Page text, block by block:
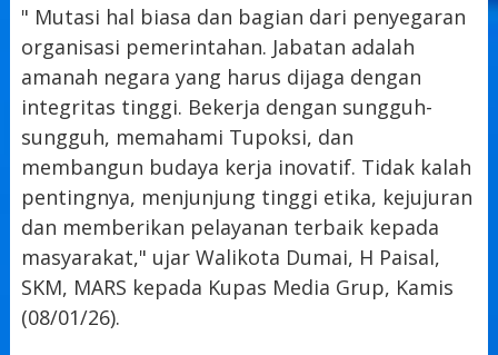
" Mutasi hal biasa dan bagian dari penyegaran
organisasi pemerintahan. Jabatan adalah
amanah negara yang harus dijaga dengan
integritas tinggi. Bekerja dengan sungguh-
sungguh, memahami Tupoksi, dan
membangun budaya kerja inovatif. Tidak kalah
pentingnya, menjunjung tinggi etika, kejujuran
dan memberikan pelayanan terbaik kepada
masyarakat," ujar Walikota Dumai, H Paisal,
SKM, MARS kepada Kupas Media Grup, Kamis
(08/01/26).